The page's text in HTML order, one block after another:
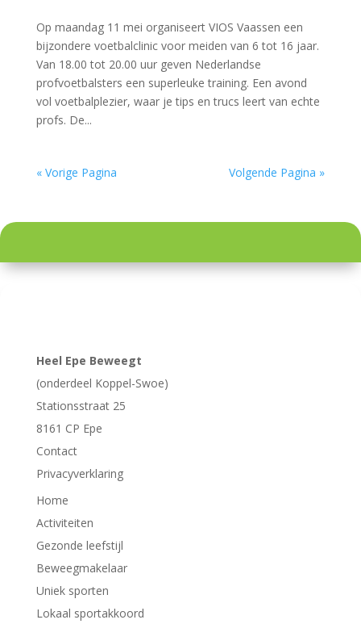
Op maandag 11 mei organiseert VIOS Vaassen een
bijzondere voetbalclinic voor meiden van 6 tot 16 jaar.
Van 18.00 tot 20.00 uur geven Nederlandse
profvoetbalsters een superleuke training. Een avond
vol voetbalplezier, waar je tips en trucs leert van echte
profs. De...
« Vorige Pagina Volgende Pagina »
Heel Epe Beweegt
(onderdeel Koppel-Swoe)
Stationsstraat 25
8161 CP Epe
Contact
Privacyverklaring
Home
Activiteiten
Gezonde leefstijl
Beweegmakelaar
Uniek sporten
Lokaal sportakkoord